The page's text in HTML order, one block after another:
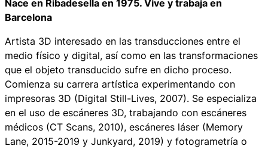
Nace en Ribadesella en 1975. Vive y trabaja en
Barcelona
Artista 3D interesado en las transducciones entre el
medio físico y digital, así como en las transformaciones
que el objeto transducido sufre en dicho proceso.
Comienza su carrera artística experimentando con
impresoras 3D (Digital Still-Lives, 2007). Se especializa
en el uso de escáneres 3D, trabajando con escáneres
médicos (CT Scans, 2010), escáneres láser (Memory
Lane, 2015-2019 y Junkyard, 2019) y fotogrametría o